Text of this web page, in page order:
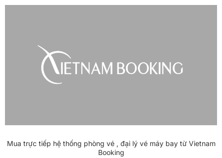
Mua trực tiếp hệ thống phòng vé , đại lý vé máy bay từ Vietnam
Booking